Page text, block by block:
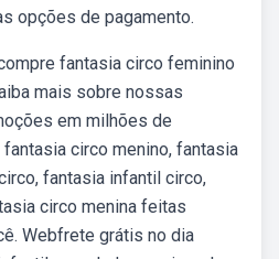
opções de pagamento.
fantasia circo feminino
mais sobre nossas
em milhões de
circo menino, fantasia
fantasia infantil circo,
circo menina feitas
Webfrete grátis no dia